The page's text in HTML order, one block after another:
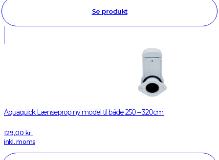
Se produkt
Aquaquick Lænseprop ny model til både 250 – 320cm.
129,00 kr.
inkl. moms